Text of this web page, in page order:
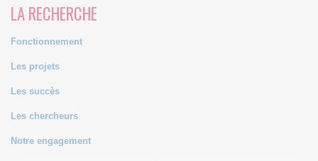
LA RECHERCHE
Fonctionnement
Les projets
Les succès
Les chercheurs
Notre engagement